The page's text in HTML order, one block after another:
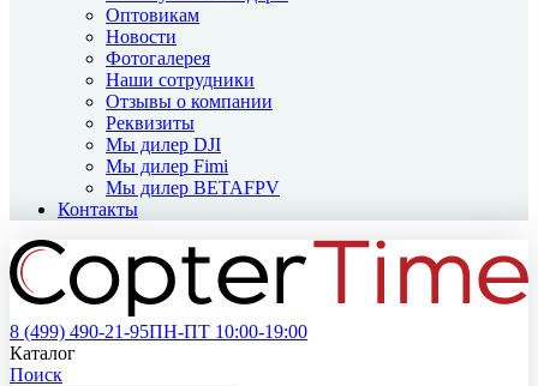
Оптовикам
Новости
Фотогалерея
Наши сотрудники
Отзывы о компании
Реквизиты
Мы дилер DJI
Мы дилер Fimi
Мы дилер BETAFPV
Контакты
8 (499) 490-21-95ПН-ПТ 10:00-19:00
Каталог
Поиск